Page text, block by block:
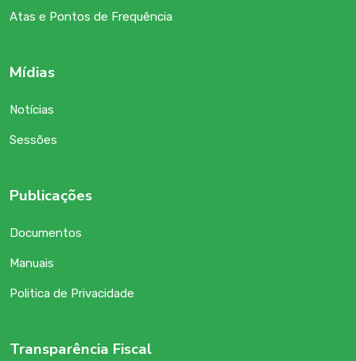
Atas e Pontos de Frequência
Mídias
Notícias
Sessões
Publicações
Documentos
Manuais
Politica de Privacidade
Transparência Fiscal